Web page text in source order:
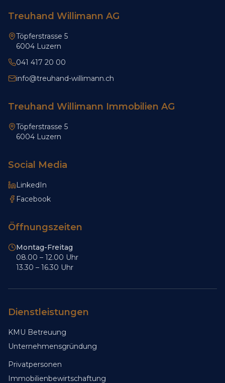
Treuhand Willimann AG
Töpferstrasse 5
6004 Luzern
041 417 20 00
info@treuhand-willimann.ch
Treuhand Willimann Immobilien AG
Töpferstrasse 5
6004 Luzern
Social Media
LinkedIn
Facebook
Öffnungszeiten
Montag-Freitag
08.00 – 12.00 Uhr
13.30 – 16.30 Uhr
Dienstleistungen
KMU Betreuung
Unternehmensgründung
Privatpersonen
Immobilienbewirtschaftung